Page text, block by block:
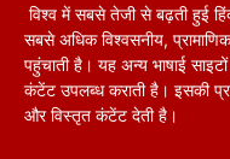
विश्व में सबसे तेजी से बढ़ती हुई
सबसे अधिक विश्वसनीय,
पहुंचाती है। यह अन्य भाषाई
कंटेंट उपलब्ध कराती है। इसकी
और विस्तृत कंटेंट देती है।